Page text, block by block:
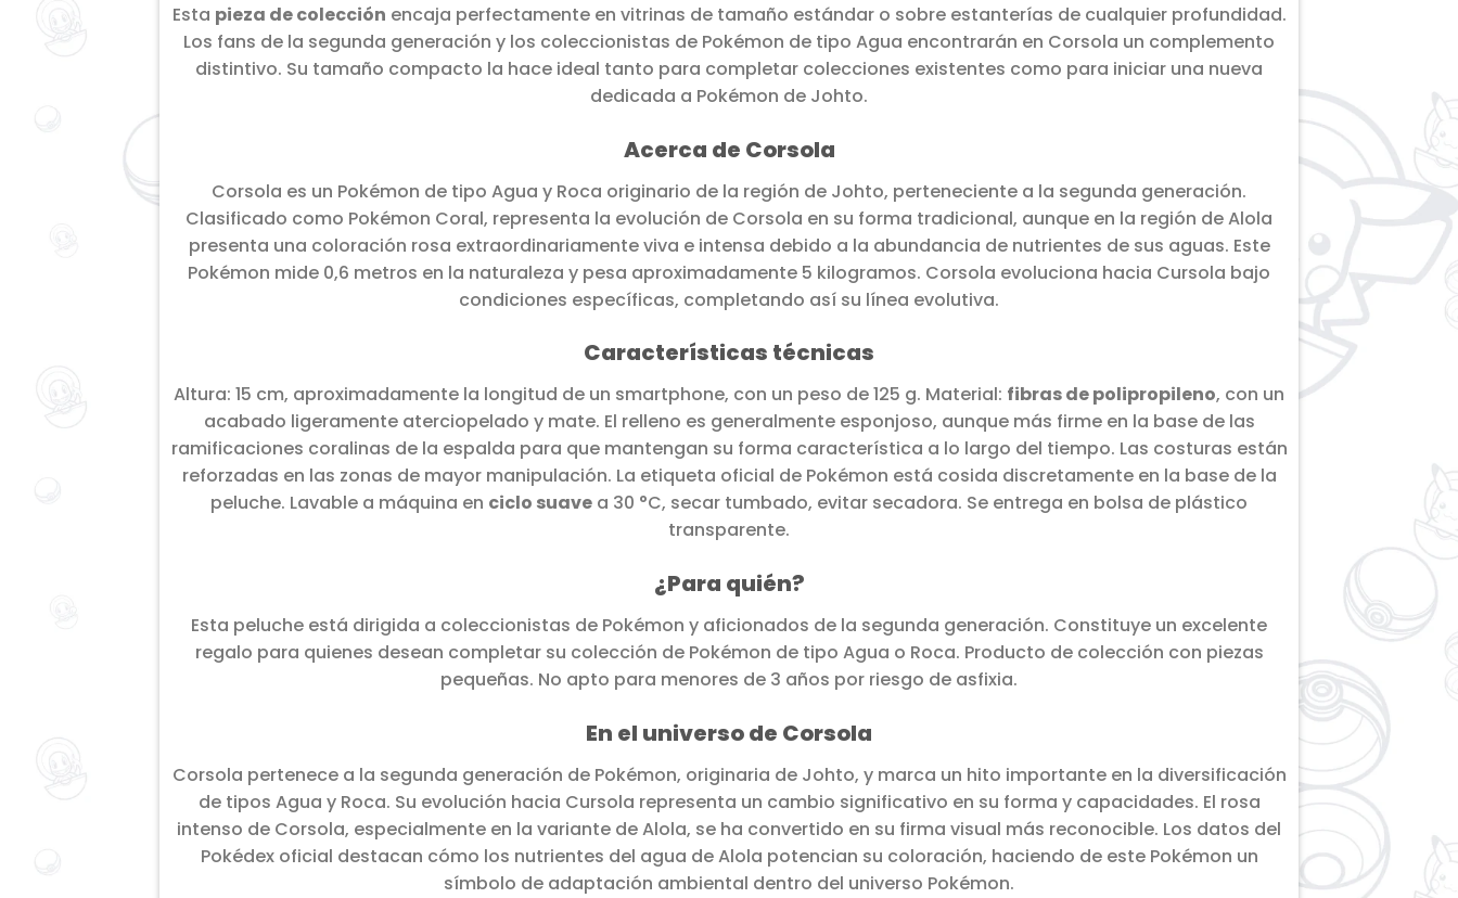
Esta pieza de colección encaja perfectamente en vitrinas de tamaño estándar o sobre estanterías de cualquier profundidad.
Los fans de la segunda generación y los coleccionistas de Pokémon de tipo Agua encontrarán en Corsola un complemento
distintivo. Su tamaño compacto la hace ideal tanto para completar colecciones existentes como para iniciar una nueva
dedicada a Pokémon de Johto.
Acerca de Corsola
Corsola es un Pokémon de tipo Agua y Roca originario de la región de Johto, perteneciente a la segunda generación.
Clasificado como Pokémon Coral, representa la evolución de Corsola en su forma tradicional, aunque en la región de Alola
presenta una coloración rosa extraordinariamente viva e intensa debido a la abundancia de nutrientes de sus aguas. Este
Pokémon mide 0,6 metros en la naturaleza y pesa aproximadamente 5 kilogramos. Corsola evoluciona hacia Cursola bajo
condiciones específicas, completando así su línea evolutiva.
Características técnicas
Altura: 15 cm, aproximadamente la longitud de un smartphone, con un peso de 125 g. Material: fibras de polipropileno, con un
acabado ligeramente aterciopelado y mate. El relleno es generalmente esponjoso, aunque más firme en la base de las
ramificaciones coralinas de la espalda para que mantengan su forma característica a lo largo del tiempo. Las costuras están
reforzadas en las zonas de mayor manipulación. La etiqueta oficial de Pokémon está cosida discretamente en la base de la
peluche. Lavable a máquina en ciclo suave a 30 °C, secar tumbado, evitar secadora. Se entrega en bolsa de plástico
transparente.
¿Para quién?
Esta peluche está dirigida a coleccionistas de Pokémon y aficionados de la segunda generación. Constituye un excelente
regalo para quienes desean completar su colección de Pokémon de tipo Agua o Roca. Producto de colección con piezas
pequeñas. No apto para menores de 3 años por riesgo de asfixia.
En el universo de Corsola
Corsola pertenece a la segunda generación de Pokémon, originaria de Johto, y marca un hito importante en la diversificación
de tipos Agua y Roca. Su evolución hacia Cursola representa un cambio significativo en su forma y capacidades. El rosa
intenso de Corsola, especialmente en la variante de Alola, se ha convertido en su firma visual más reconocible. Los datos del
Pokédex oficial destacan cómo los nutrientes del agua de Alola potencian su coloración, haciendo de este Pokémon un
símbolo de adaptación ambiental dentro del universo Pokémon.